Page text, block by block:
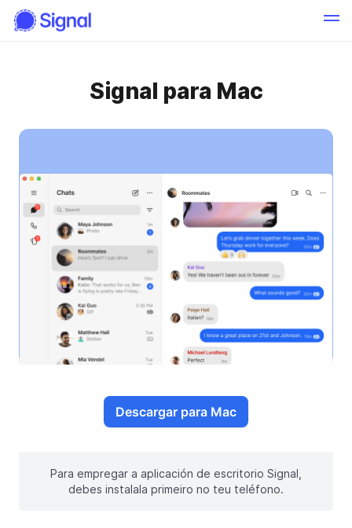
Signal para Mac
Descargar para Mac
Para empregar a aplicación de escritorio Signal,
debes instalala primeiro no teu teléfono.